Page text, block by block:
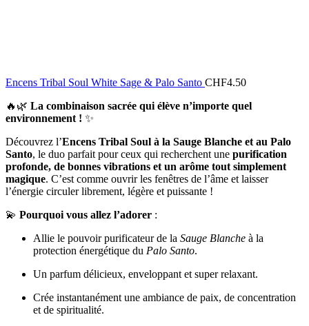
Encens Tribal Soul White Sage & Palo Santo CHF4.50
🔥🌿 La combinaison sacrée qui élève n’importe quel
environnement ! ✨
Découvrez l’Encens Tribal Soul à la Sauge Blanche et au Palo
Santo, le duo parfait pour ceux qui recherchent une purification
profonde, de bonnes vibrations et un arôme tout simplement
magique. C’est comme ouvrir les fenêtres de l’âme et laisser
l’énergie circuler librement, légère et puissante !
💫 Pourquoi vous allez l’adorer :
Allie le pouvoir purificateur de la Sauge Blanche à la
protection énergétique du Palo Santo.
Un parfum délicieux, enveloppant et super relaxant.
Crée instantanément une ambiance de paix, de concentration
et de spiritualité.